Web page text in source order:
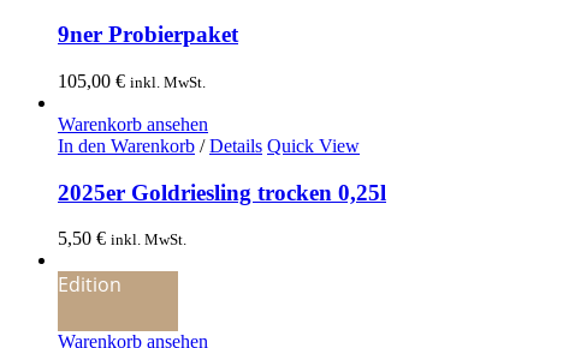
9ner Probierpaket
105,00 € inkl. MwSt.
Warenkorb ansehen
In den Warenkorb / Details Quick View
2025er Goldriesling trocken 0,25l
5,50 € inkl. MwSt.
Edition
Warenkorb ansehen